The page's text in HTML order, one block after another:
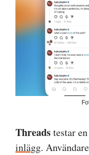
Threadstestar en
inlägg.